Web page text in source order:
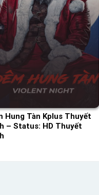
Hung Tàn Kplus Thuyết
– Status: HD Thuyết